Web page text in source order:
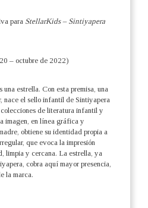
para StellarKids – Sintiyapera
– octubre de 2022)
una estrella. Con esta premisa, una
nace el sello infantil de Sintiyapera
de literatura infantil y
en línea gráfica y
obtiene su identidad propia a
que evoca la impresión
limpia y cercana. La estrella, ya
cobra aquí mayor presencia,
la marca.